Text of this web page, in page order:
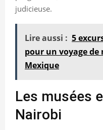
judicieuse.
Lire aussi : 5
pour un voyage de
Mexique
Les musées
Nairobi